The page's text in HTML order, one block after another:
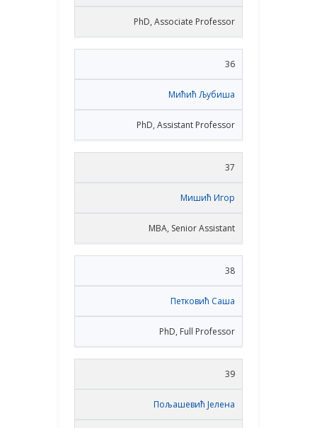
PhD, Associate Professor
36
Мићић Љубиша
PhD, Assistant Professor
37
Мишић Игор
MBA, Senior Assistant
38
Петковић Саша
PhD, Full Professor
39
Пољашевић Јелена